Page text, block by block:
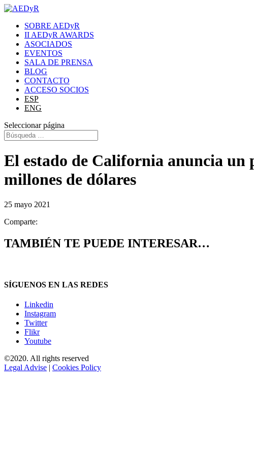
SOBRE AEDyR
II AEDyR AWARDS
ASOCIADOS
EVENTOS
SALA DE PRENSA
BLOG
CONTACTO
ACCESO SOCIOS
ESP
ENG
Seleccionar página
El estado de California anuncia un
millones de dólares
25 mayo 2021
Comparte:
TAMBIÉN TE PUEDE INTERESAR…
SÍGUENOS EN LAS REDES
Linkedin
Instagram
Twitter
Flikr
Youtube
©2020. All rights reserved
Legal Advise | Cookies Policy